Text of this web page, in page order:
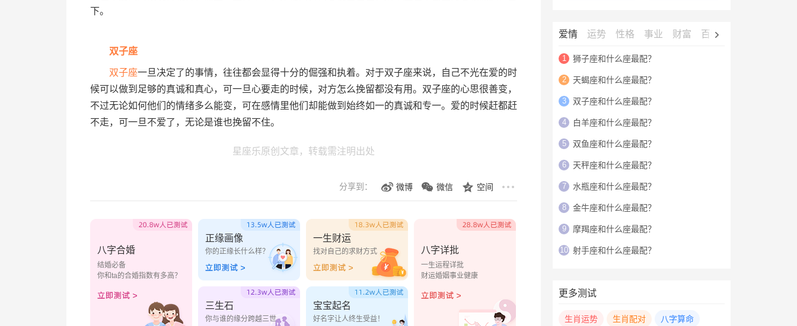
下。
双子座
双子座一旦决定了的事情，往往都会显得十分的倔强和执着。对于双子座来说，自己不光在爱的时
候可以做到足够的真诚和真心，可一旦心要走的时候，对方怎么挽留都没有用。双子座的心思很善变，
不过无论如何他们的情绪多么能变，可在感情里他们却能做到始终如一的真诚和专一。爱的时候赶都赶
不走，可一旦不爱了，无论是谁也挽留不住。
星座乐原创文章，转载需注明出处
分享到： 微博 微信 空间
八字合婚
结婚必备
你和ta的合婚指数有多高？
正缘画像
你的正缘长什么样？
一生财运
找对自己的求财方式
三生石
你与谁的缘分跨越三世
宝宝起名
好名字让人终生受益！
八字详批
一生运程详批
财运婚姻事业健康
爱情 运势 性格 事业 财富 百科
1 狮子座和什么座最配？
2 天蝎座和什么座最配？
3 双子座和什么座最配？
4 白羊座和什么座最配？
5 双鱼座和什么座最配？
6 天秤座和什么座最配？
7 水瓶座和什么座最配？
8 金牛座和什么座最配？
9 摩羯座和什么座最配？
10 射手座和什么座最配？
更多测试
生肖运势 生肖配对 八字算命